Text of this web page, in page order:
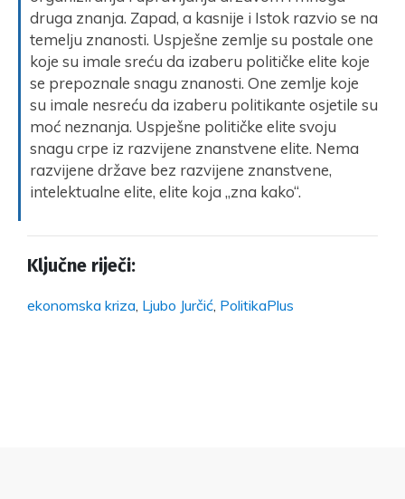
druga znanja. Zapad, a kasnije i Istok razvio se na
temelju znanosti. Uspješne zemlje su postale one
koje su imale sreću da izaberu političke elite koje
se prepoznale snagu znanosti. One zemlje koje
su imale nesreću da izaberu politikante osjetile su
moć neznanja. Uspješne političke elite svoju
snagu crpe iz razvijene znanstvene elite. Nema
razvijene države bez razvijene znanstvene,
intelektualne elite, elite koja „zna kako“.
Ključne riječi:
ekonomska kriza, Ljubo Jurčić, PolitikaPlus